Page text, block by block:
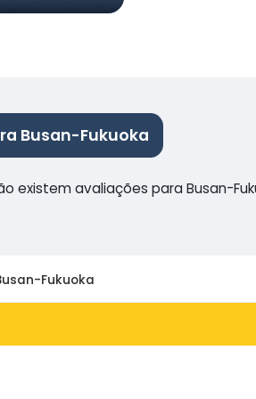
Busan-Fukuoka
existem avaliações para Busan-
Fukuoka